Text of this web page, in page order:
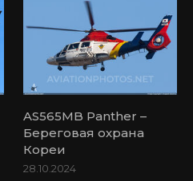
AS565MB Panther –
Береговая охрана
Кореи
28.10.2024